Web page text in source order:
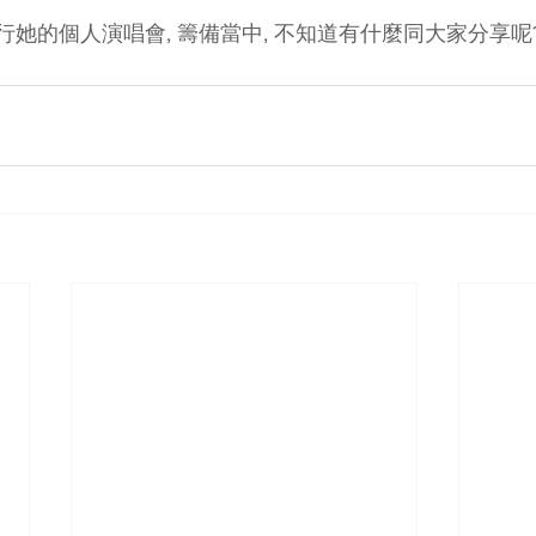
她的個人演唱會, 籌備當中, 不知道有什麼同大家分享呢